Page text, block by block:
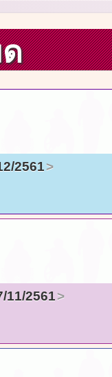
2561
11/2561